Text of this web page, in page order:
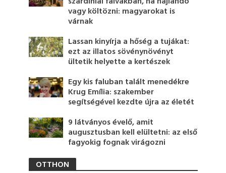
vagy költözni: magyarokat is
várnak
Lassan kinyírja a hőség a tujákat:
ezt az illatos sövénynövényt
ültetik helyette a kertészek
Egy kis faluban talált menedékre
Krug Emília: szakember
segítségével kezdte újra az életét
9 látványos évelő, amit
augusztusban kell elültetni: az első
fagyokig fognak virágozni
OTTHON